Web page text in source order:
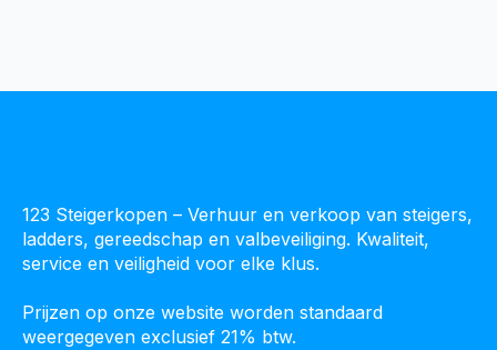
123 Steigerkopen – Verhuur en verkoop van steigers,
ladders, gereedschap en valbeveiliging. Kwaliteit,
service en veiligheid voor elke klus.
Prijzen op onze website worden standaard
weergegeven exclusief 21% btw.